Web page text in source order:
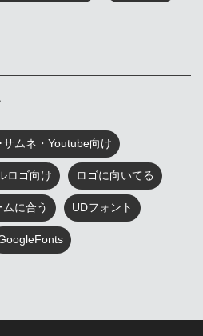
サムネ・Youtube向け
ロゴ向け ロゴに向いてる
に合う UDフォント